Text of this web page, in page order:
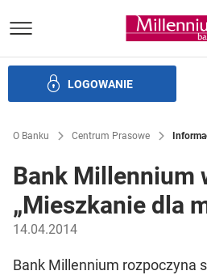
Bank
LOGOWANIE
O Banku Centrum Prasowe
Bank Millennium
„Mieszkanie dla
14.04.2014
Bank Millennium rozpoczyna